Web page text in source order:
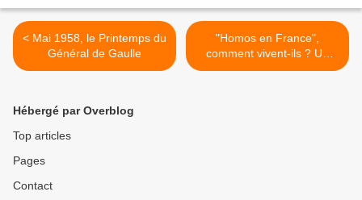
< Mai 1958, le Printemps du
Général de Gaulle
"Homos en France",
comment vivent-ils ? Un
doc utile d'Aurélia Perreau
Hébergé par Overblog
Top articles
Pages
Contact